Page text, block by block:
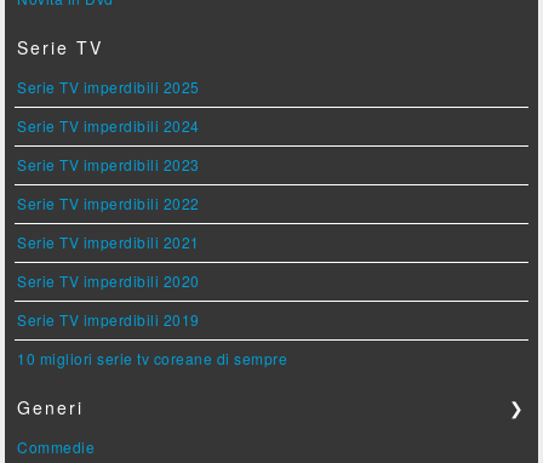
Serie TV
Serie TV imperdibili 2025
Serie TV imperdibili 2024
Serie TV imperdibili 2023
Serie TV imperdibili 2022
Serie TV imperdibili 2021
Serie TV imperdibili 2020
Serie TV imperdibili 2019
10 migliori serie tv coreane di sempre
Generi ❯
Commedie